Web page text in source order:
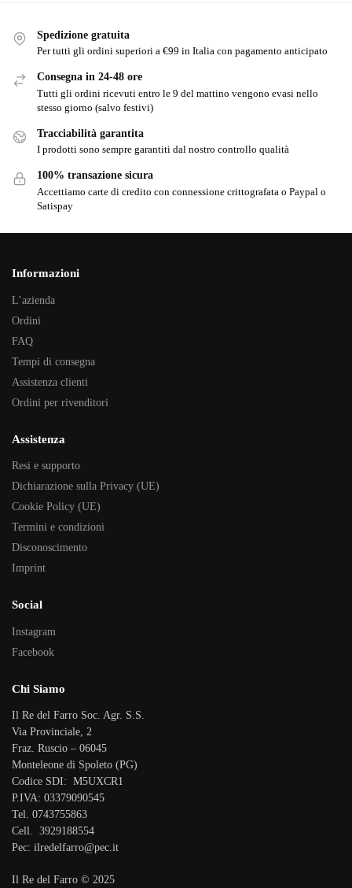
Spedizione gratuita
Per tutti gli ordini superiori a €99 in Italia con pagamento anticipato
Consegna in 24-48 ore
Tutti gli ordini ricevuti entro le 9 del mattino vengono evasi nello
stesso giorno (salvo festivi)
Tracciabilità garantita
I prodotti sono sempre garantiti dal nostro controllo qualità
100% transazione sicura
Accettiamo carte di credito con connessione crittografata o Paypal o
Satispay
Informazioni
L’azienda
Ordini
FAQ
Tempi di consegna
Assistenza clienti
Ordini per rivenditori
Assistenza
Resi e supporto
Dichiarazione sulla Privacy (UE)
Cookie Policy (UE)
Termini e condizioni
Disconoscimento
Imprint
Social
Instagram
Facebook
Chi Siamo
Il Re del Farro Soc. Agr. S.S.
Via Provinciale, 2
Fraz. Ruscio – 06045
Monteleone di Spoleto (PG)
Codice SDI: M5UXCR1
P.IVA: 03379090545
Tel. 0743755863
Cell. 3929188554
Pec: ilredelfarro@pec.it
Il Re del Farro © 2025